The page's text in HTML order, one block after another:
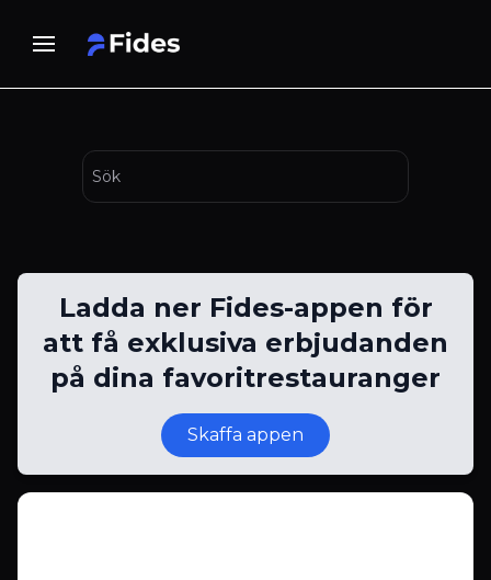
Ladda ner Fides-appen för
att få exklusiva erbjudanden
på dina favoritrestauranger
Skaffa appen